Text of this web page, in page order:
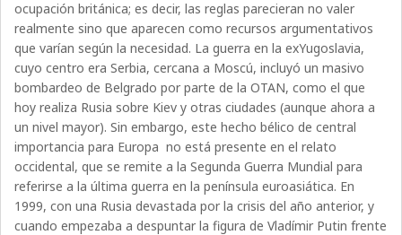
ocupación británica; es decir, las reglas parecieran no valer
realmente sino que aparecen como recursos argumentativos
que varían según la necesidad. La guerra en la exYugoslavia,
cuyo centro era Serbia, cercana a Moscú, incluyó un masivo
bombardeo de Belgrado por parte de la OTAN, como el que
hoy realiza Rusia sobre Kiev y otras ciudades (aunque ahora a
un nivel mayor). Sin embargo, este hecho bélico de central
importancia para Europa no está presente en el relato
occidental, que se remite a la Segunda Guerra Mundial para
referirse a la última guerra en la península euroasiática. En
1999, con una Rusia devastada por la crisis del año anterior, y
cuando empezaba a despuntar la figura de Vladímir Putin frente